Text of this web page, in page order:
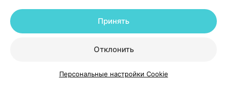
Отклонить
Принять
Персональные настройки Cookie